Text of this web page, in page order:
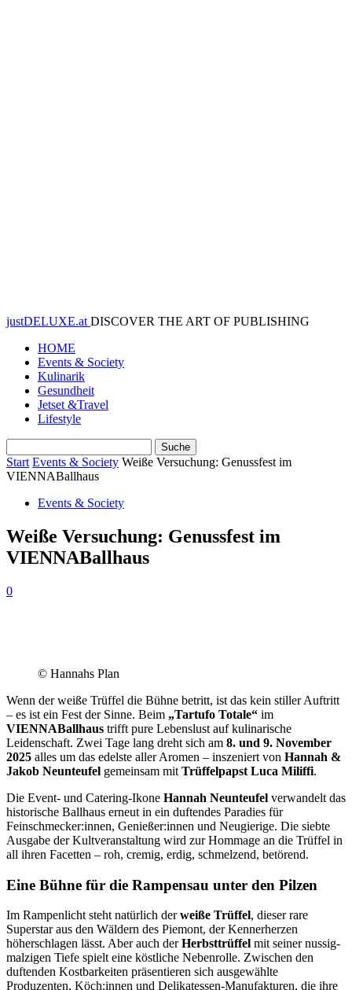
justDELUXE.at DISCOVER THE ART OF PUBLISHING
HOME
Events & Society
Kulinarik
Gesundheit
Jetset &Travel
Lifestyle
Start Events & Society Weiße Versuchung: Genussfest im
VIENNABallhaus
Events & Society
Weiße Versuchung: Genussfest im
VIENNABallhaus
0
© Hannahs Plan
Wenn der weiße Trüffel die Bühne betritt, ist das kein stiller Auftritt
– es ist ein Fest der Sinne. Beim „Tartufo Totale“ im
VIENNABallhaus trifft pure Lebenslust auf kulinarische
Leidenschaft. Zwei Tage lang dreht sich am 8. und 9. November
2025 alles um das edelste aller Aromen – inszeniert von Hannah &
Jakob Neunteufel gemeinsam mit Trüffelpapst Luca Miliffi.
Die Event- und Catering-Ikone Hannah Neunteufel verwandelt das
historische Ballhaus erneut in ein duftendes Paradies für
Feinschmecker:innen, Genießer:innen und Neugierige. Die siebte
Ausgabe der Kultveranstaltung wird zur Hommage an die Trüffel in
all ihren Facetten – roh, cremig, erdig, schmelzend, betörend.
Eine Bühne für die Rampensau unter den Pilzen
Im Rampenlicht steht natürlich derweiße Trüffel, dieser rare
Superstar aus den Wäldern des Piemont, der Kennerherzen
höherschlagen lässt. Aber auch derHerbsttrüffel mit seiner nussig-
malzigen Tiefe spielt eine köstliche Nebenrolle. Zwischen den
duftenden Kostbarkeiten präsentieren sich ausgewählte
Produzenten, Köch:innen und Delikatessen-Manufakturen, die ihre